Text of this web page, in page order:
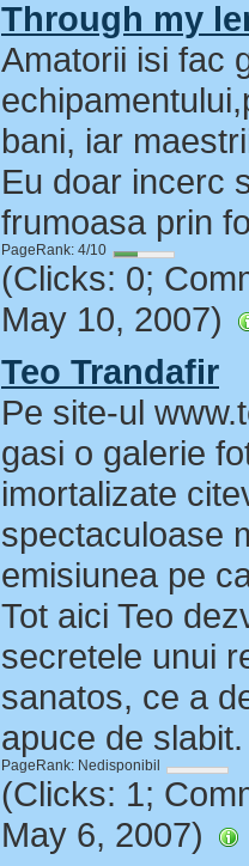
Through my
Amatorii isi fac
bani, iar
Eu doar incerc
frumoasa prin
PageRank: 4/10
(Clicks: 0;
May 10, 2007)
Teo Trandafir
Pe site-ul
gasi o galerie
imortalizate
spectaculoase
emisiunea pe
Tot aici Teo
secretele unui
sanatos, ce a
apuce de slabit.
PageRank: Nedisponibil
(Clicks: 1;
May 6, 2007)